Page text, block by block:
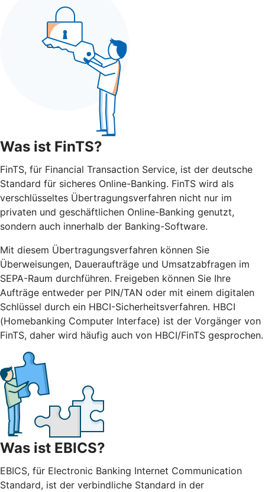
Was ist FinTS?
FinTS, für Financial Transaction Service, ist der deutsche
Standard für sicheres Online-Banking. FinTS wird als
verschlüsseltes Übertragungsverfahren nicht nur im
privaten und geschäftlichen Online-Banking genutzt,
sondern auch innerhalb der Banking-Software.
Mit diesem Übertragungsverfahren können Sie
Überweisungen, Daueraufträge und Umsatzabfragen im
SEPA-Raum durchführen. Freigeben können Sie Ihre
Aufträge entweder per PIN/TAN oder mit einem digitalen
Schlüssel durch ein HBCI-Sicherheitsverfahren. HBCI
(Homebanking Computer Interface) ist der Vorgänger von
FinTS, daher wird häufig auch von HBCI/FinTS gesprochen.
Was ist EBICS?
EBICS, für Electronic Banking Internet Communication
Standard, ist der verbindliche Standard in der